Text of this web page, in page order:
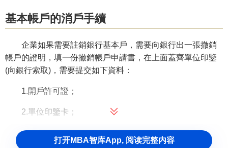
基本帳戶的消戶手續
企業如果需要註銷銀行基本戶，需要向銀行出一張撤銷
帳戶的證明，填一份撤銷帳戶申請書，在上面蓋齊單位印鑒
(向銀行索取)，需要提交如下資料：
1.開戶許可證；
2.單位印鑒卡；
3.尚未使用和已作廢的支票；
打开MBA智库App, 阅读完整内容